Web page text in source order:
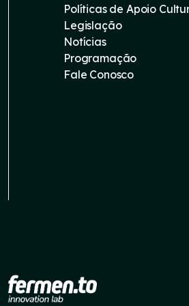
Políticas de Apoio
Legislação
Notícias
Programação
Fale Conosco